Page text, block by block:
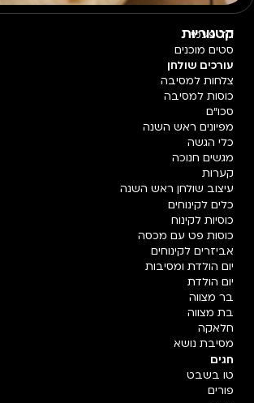
קטגוריות
חד פעמי
סטים מוכנים
עורכים שולחן
צלחות למסיבה
כוסות למסיבה
סכו"ם
מפיונים ראש השנה
כלי הגשה
מגשים חנוכה
קערות
עיצוב שולחן ראש השנה
כלים לקינוחים
כוסיות לקינוח
כוסות פט עם מכסה
אביזרים לקינוחים
יום הולדת ומסיבות
יום הולדת
בר מצווה
בת מצווה
חלאקה
מסיבת נושא
חגים
טו בשבט
פורים